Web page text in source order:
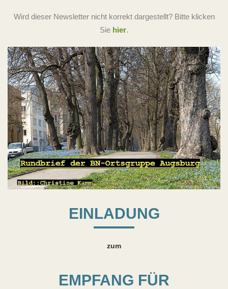
Wird dieser Newsletter nicht korrekt dargestellt? Bitte klicken
Sie hier.
EINLADUNG
zum
EMPFANG FÜR